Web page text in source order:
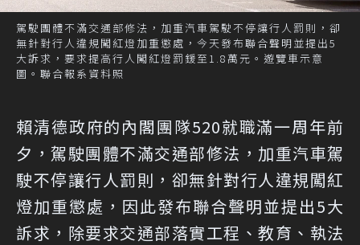
駕駛團體不滿交通部修法，加重汽車駕駛不停讓行人罰則，卻
無針對行人違規闖紅燈加重懲處，今天發布聯合聲明並提出5
大訴求，要求提高行人闖紅燈罰鍰至1.8萬元。遊覽車示意
圖。聯合報系資料照
賴清德政府的內閣團隊520就職滿一周年前
夕，駕駛團體不滿交通部修法，加重汽車駕
駛不停讓行人罰則，卻無針對行人違規闖紅
燈加重懲處，因此發布聯合聲明並提出5大
訴求，除要求交通部落實工程、教育、執法